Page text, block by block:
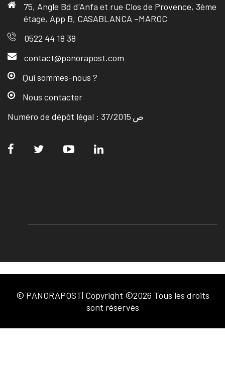
75, Angle Bd d'Anfa et rue Clos de Provence, 3ème
étage, App B, CASABLANCA –MAROC
0522 44 18 38
contact@panorapost.com
Qui sommes-nous ?
Nous contacter
Numéro de dépôt légal : ص 37/2015
© PANORAPOST| Copyright ©2026 Tous les droits
sont réservés